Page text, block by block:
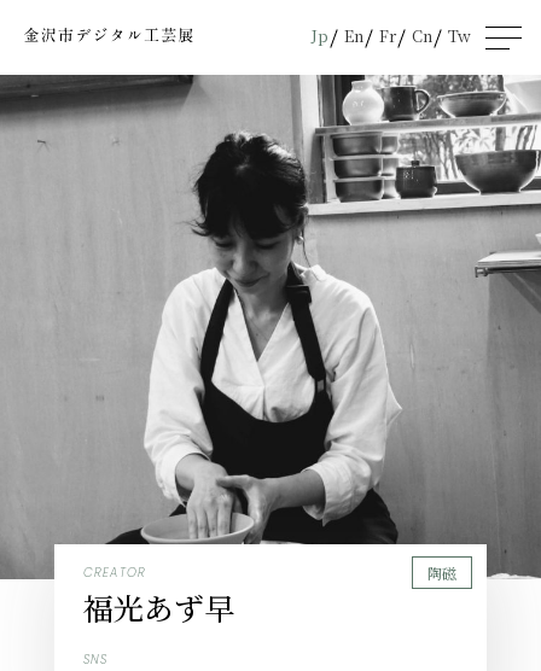
Jp En Fr Cn Tw
men
u
CREATOR
福光あず早
SNS
陶磁